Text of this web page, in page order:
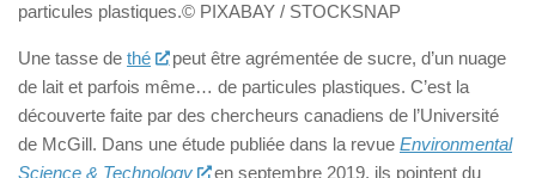
particules plastiques.© PIXABAY / STOCKSNAP
Une tasse de thé
peut être agrémentée de sucre, d’un nuage
de lait et parfois même… de particules plastiques. C’est la
découverte faite par des chercheurs canadiens de l’Université
de McGill. Dans une étude publiée dans la revue Environmental
Science & Technology
en septembre 2019, ils pointent du